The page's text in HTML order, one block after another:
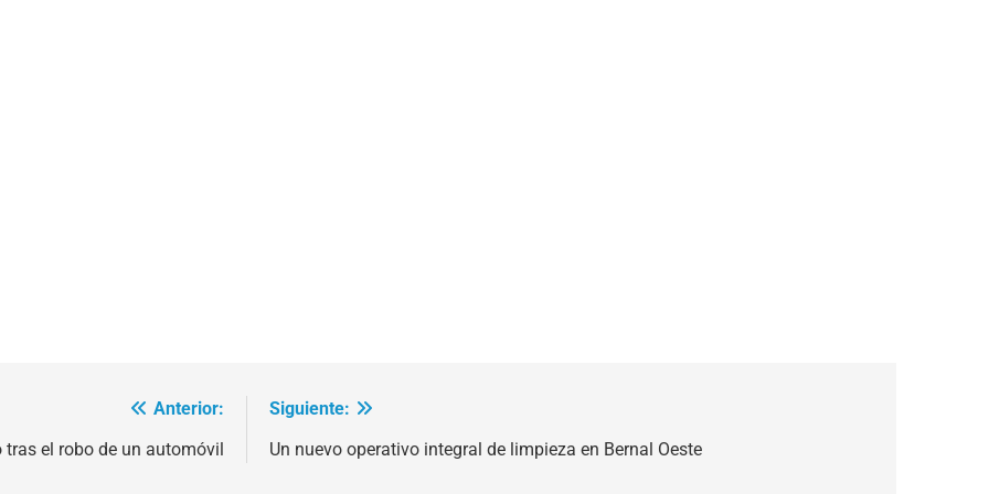
Anterior:
el robo de un automóvil
Siguiente:
Un nuevo operativo integral de limpieza en Bernal Oeste